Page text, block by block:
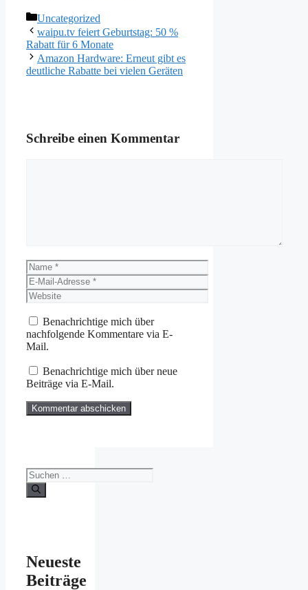
Kategorien
Uncategorized
waipu.tv feiert Geburtstag: 50 %
Rabatt für 6 Monate
Amazon Hardware: Erneut gibt es
deutliche Rabatte bei vielen Geräten
Schreibe einen Kommentar
Name
E-
Mail-
Adresse
Website
Benachrichtige mich über
nachfolgende Kommentare via E-
Mail.
Benachrichtige mich über neue
Beiträge via E-Mail.
Suchen
nach:
Neueste
Beiträge